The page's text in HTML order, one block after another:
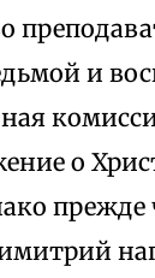
и
о
прежде